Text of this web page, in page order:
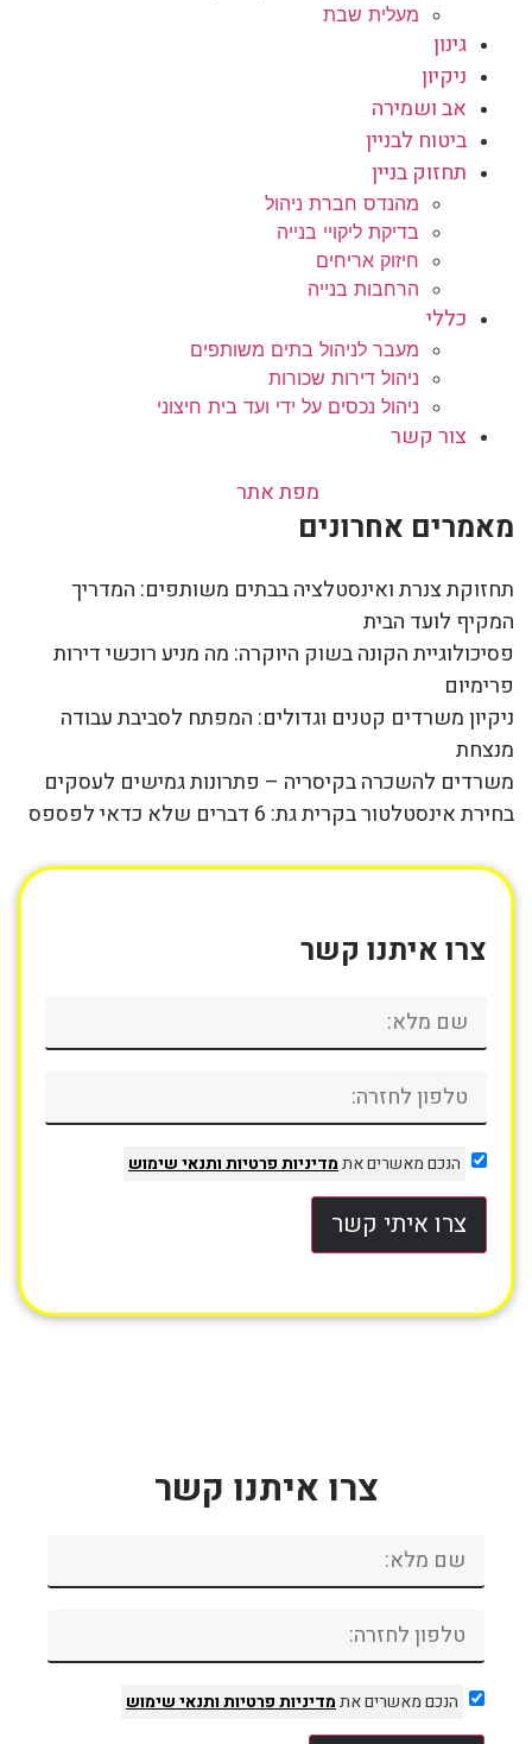
מעלית שבת
גינון
ניקיון
אב ושמירה
ביטוח לבניין
תחזוק בניין
מהנדס חברת ניהול
בדיקת ליקויי בנייה
חיזוק אריחים
הרחבות בנייה
כללי
מעבר לניהול בתים משותפים
ניהול דירות שכורות
ניהול נכסים על ידי ועד בית חיצוני
צור קשר
מפת אתר
מאמרים אחרונים
תחזוקת צנרת ואינסטלציה בבתים משותפים: המדריך
המקיף לועד הבית
פסיכולוגיית הקונה בשוק היוקרה: מה מניע רוכשי דירות
פרימיום
ניקיון משרדים קטנים וגדולים: המפתח לסביבת עבודה
מנצחת
משרדים להשכרה בקיסריה – פתרונות גמישים לעסקים
בחירת אינסטלטור בקרית גת: 6 דברים שלא כדאי לפספס
צרו איתנו קשר
הנכם מאשרים אתמדיניות פרטיותותנאי שימוש
צרו איתי קשר
צרו איתנו קשר
הנכם מאשרים אתמדיניות פרטיותותנאי שימוש